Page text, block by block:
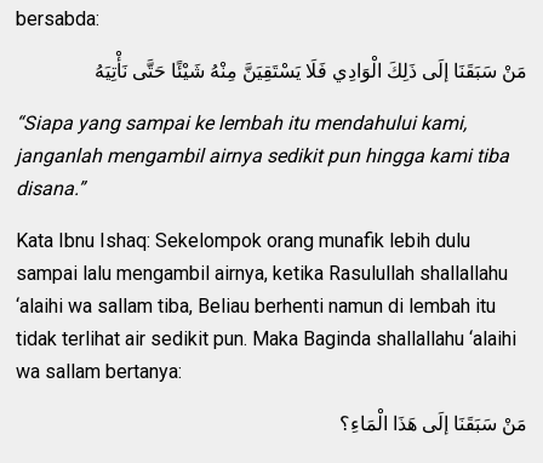
bersabda:
مَنْ سَبَقَنَا إلَى ذَلِكَ الْوَادِي فَلَا يَسْتَقِيَنَّ مِنْهُ شَيْئًا حَتَّى نَأْتِيَهُ
“Siapa yang sampai ke lembah itu mendahului kami,
janganlah mengambil airnya sedikit pun hingga kami tiba
disana.”
Kata Ibnu Ishaq: Sekelompok orang munafik lebih dulu
sampai lalu mengambil airnya, ketika Rasulullah shallallahu
‘alaihi wa sallam tiba, Beliau berhenti namun di lembah itu
tidak terlihat air sedikit pun. Maka Baginda shallallahu ‘alaihi
wa sallam bertanya:
مَنْ سَبَقَنَا إلَى هَذَا الْمَاءِ؟